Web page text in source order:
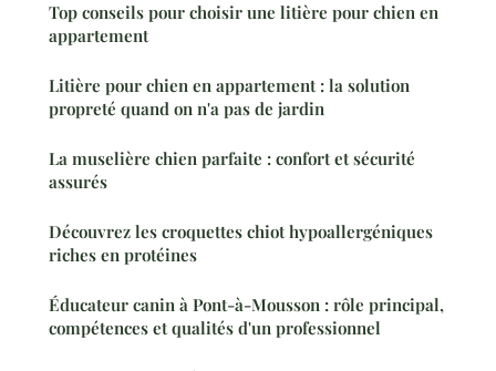
Top conseils pour choisir une litière pour chien en
appartement
Litière pour chien en appartement : la solution
propreté quand on n'a pas de jardin
La muselière chien parfaite : confort et sécurité
assurés
Découvrez les croquettes chiot hypoallergéniques
riches en protéines
Éducateur canin à Pont-à-Mousson : rôle principal,
compétences et qualités d'un professionnel